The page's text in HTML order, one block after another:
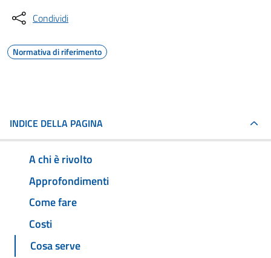
Condividi
Normativa di riferimento
INDICE DELLA PAGINA
A chi è rivolto
Approfondimenti
Come fare
Costi
Cosa serve